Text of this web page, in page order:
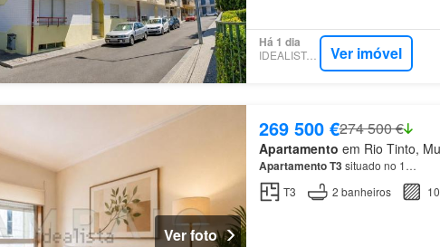
Há 1 dia
IDEALISTA.PT Ver imóvel
Ver foto
269 500 €274 500 €
Apartamento em Rio Tinto,
ApartamentoT3situado no 1…
T3
2 banheiros